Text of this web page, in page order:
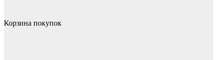
Корзина покупок